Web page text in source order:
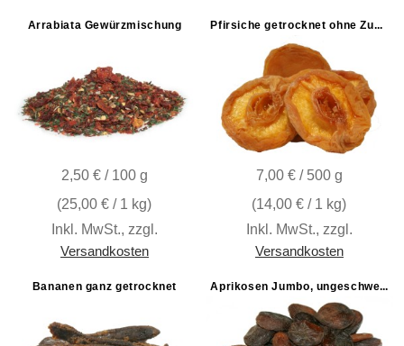
Arrabiata Gewürzmischung
2,50 € / 100 g
(25,00 € / 1 kg)
Inkl. MwSt., zzgl.
Versandkosten
Pfirsiche getrocknet ohne Zuckerzusatz
7,00 € / 500 g
(14,00 € / 1 kg)
Inkl. MwSt., zzgl.
Versandkosten
Bananen ganz getrocknet Aprikosen Jumbo, ungeschwefelt "Die Königin"